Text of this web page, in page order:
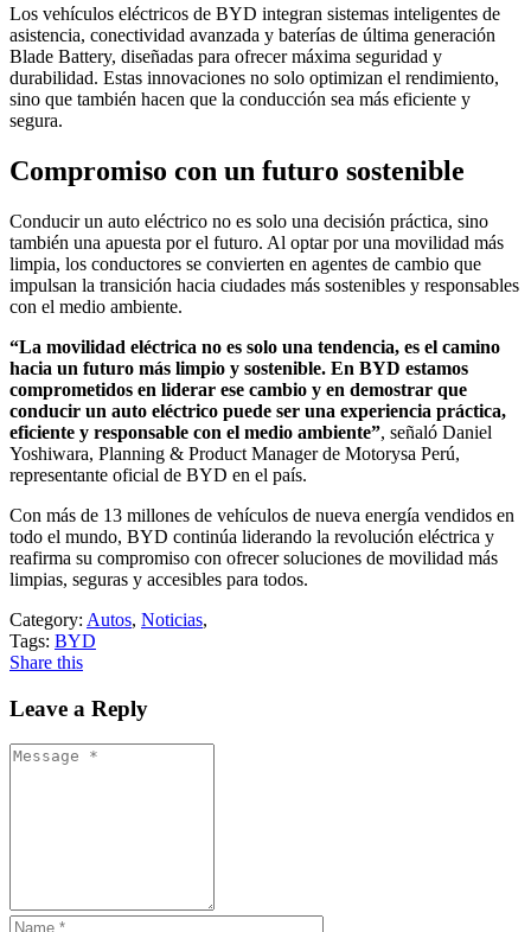
Los vehículos eléctricos de BYD integran sistemas inteligentes de
asistencia, conectividad avanzada y baterías de última generación
Blade Battery, diseñadas para ofrecer máxima seguridad y
durabilidad. Estas innovaciones no solo optimizan el rendimiento,
sino que también hacen que la conducción sea más eficiente y
segura.
Compromiso con un futuro sostenible
Conducir un auto eléctrico no es solo una decisión práctica, sino
también una apuesta por el futuro. Al optar por una movilidad más
limpia, los conductores se convierten en agentes de cambio que
impulsan la transición hacia ciudades más sostenibles y responsables
con el medio ambiente.
“La movilidad eléctrica no es solo una tendencia, es el camino
hacia un futuro más limpio y sostenible. En BYD estamos
comprometidos en liderar ese cambio y en demostrar que
conducir un auto eléctrico puede ser una experiencia práctica,
eficiente y responsable con el medio ambiente”, señaló Daniel
Yoshiwara, Planning & Product Manager de Motorysa Perú,
representante oficial de BYD en el país.
Con más de 13 millones de vehículos de nueva energía vendidos en
todo el mundo, BYD continúa liderando la revolución eléctrica y
reafirma su compromiso con ofrecer soluciones de movilidad más
limpias, seguras y accesibles para todos.
Category: Autos, Noticias,
Tags: BYD
Share this
Leave a Reply